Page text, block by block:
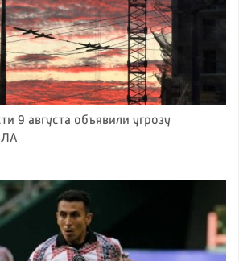
9 августа объявили угрозу